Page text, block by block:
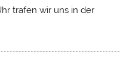
trafen wir uns in der